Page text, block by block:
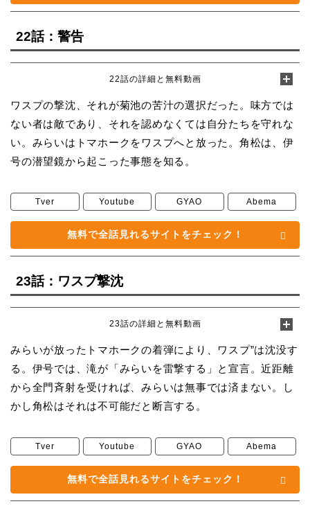
22話：警告
22話の詳細と無料動画
ワスプの撃沈、それが菊池の苦汁の選択だった。味方では
ない者は敵であり、それを認めなくては自分たちを守れな
い。みらいはトマホークをワスプへと放った。角松は、伊
号の潜望鏡から起こった事態を知る。
Tver Youtube GYAO Abema
無料で全話見れるサイトをチェック！
23話：ワスプ撃沈
23話の詳細と無料動画
みらいが放ったトマホークの着弾により、ワスプ”は沈没す
る。伊号では、滝が「みらいを雷撃する」と宣言。近距離
から全門斉射を受ければ、みらいは無事では済まない。し
かし角松はそれは不可能だと断言する。
Tver Youtube GYAO Abema
無料で全話見れるサイトをチェック！